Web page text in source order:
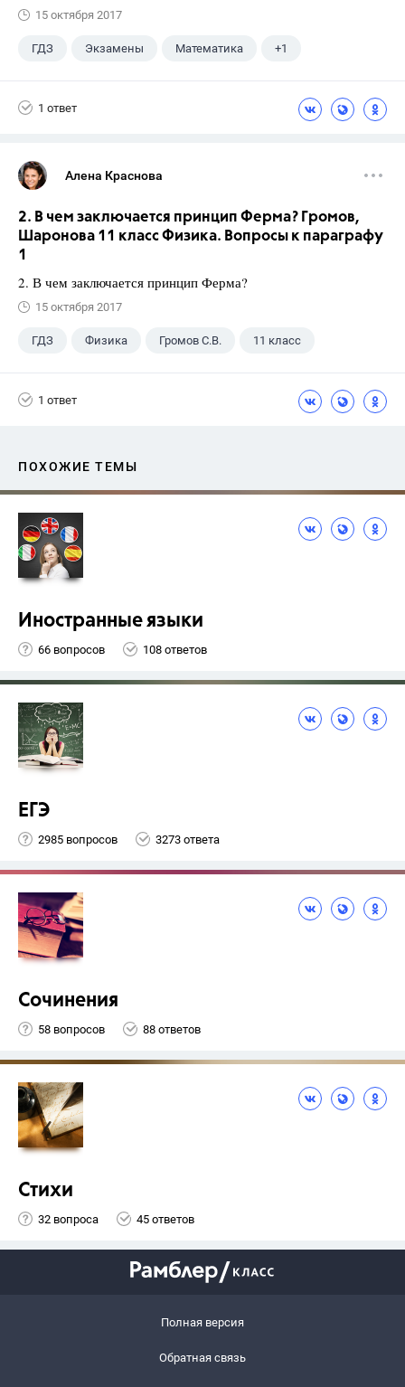
15 октября 2017
ГДЗ Экзамены Математика +1
1 ответ
Алена Краснова
2. В чем заключается принцип Ферма? Громов,
Шаронова 11 класс Физика. Вопросы к параграфу
1
2. В чем заключается принцип Ферма?
15 октября 2017
ГДЗ Физика Громов С.В. 11 класс
1 ответ
ПОХОЖИЕ ТЕМЫ
Иностранные языки
66 вопросов 108 ответов
ЕГЭ
2985 вопросов 3273 ответа
Сочинения
58 вопросов 88 ответов
Стихи
32 вопроса 45 ответов
Полная версия
Обратная связь